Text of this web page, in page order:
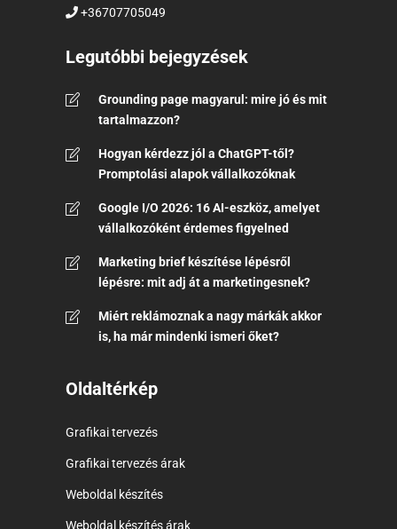
+36707705049
Legutóbbi bejegyzések
Grounding page magyarul: mire jó és mit
tartalmazzon?
Hogyan kérdezz jól a ChatGPT-től?
Promptolási alapok vállalkozóknak
Google I/O 2026: 16 AI-eszköz, amelyet
vállalkozóként érdemes figyelned
Marketing brief készítése lépésről
lépésre: mit adj át a marketingesnek?
Miért reklámoznak a nagy márkák akkor
is, ha már mindenki ismeri őket?
Oldaltérkép
Grafikai tervezés
Grafikai tervezés árak
Weboldal készítés
Weboldal készítés árak